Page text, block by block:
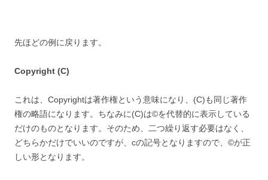
先ほどの例に戻ります。
Copyright (C)
これは、Copyrightは著作権という意味になり、(C)も同じ著作
権の略語になります。ちなみに(C)は©を代替的に表示している
だけのものとなります。そのため、二つ繰り返す必要はなく、
どちらかだけでいいのですが、cの記号となりますので、©が正
しい形となります。